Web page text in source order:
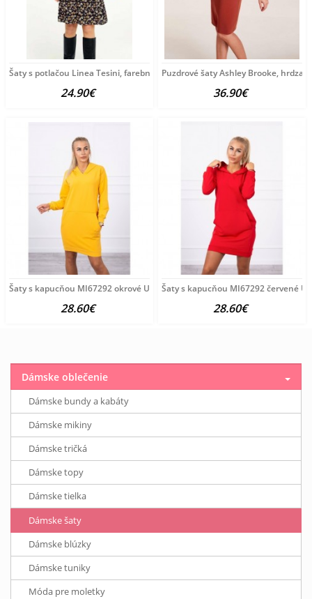
Šaty s potlačou Linea Tesini, farebné
24.90€
Puzdrové šaty Ashley Brooke,
36.90€
Šaty s kapucňou MI67292 okrové Univerzálna Okrová
28.60€
Šaty s kapucňou MI67292 červené
28.60€
Dámske oblečenie
Dámske bundy a kabáty
Dámske mikiny
Dámske tričká
Dámske topy
Dámske tielka
Dámske šaty
Dámske blúzky
Dámske tuniky
Móda pre moletky